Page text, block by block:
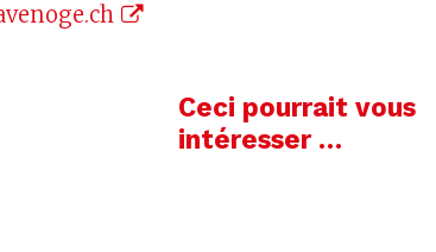
Ceci pourrait vous
intéresser …